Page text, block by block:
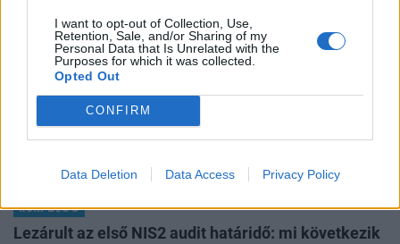
I want to opt-out of Collection, Use,
Retention, Sale, and/or Sharing of my
Personal Data that Is Unrelated with the
Purposes for which it was collected.
Opted Out
CONFIRM
Data Deletion Data Access Privacy Policy
A családi cég öröklése nem egyszerűen arról szól, hogy ki
lesz a tulajdonos. Sokkal inkább arról, hogy a vállalkozás
képes-e tovább működni egy olyan helyzetben, amikor az
alapító már ni
HOLDBLOG
A számlát mindannyian megfizetjük - így gyűrűzik
végig az aszály a gazdaságon
megemelheti az élelmiszerárakat, visszafoghatja a
még az állam finanszírozását is m
RSM BLOG
Lezárult az első NIS2 audit határidő: mi következik